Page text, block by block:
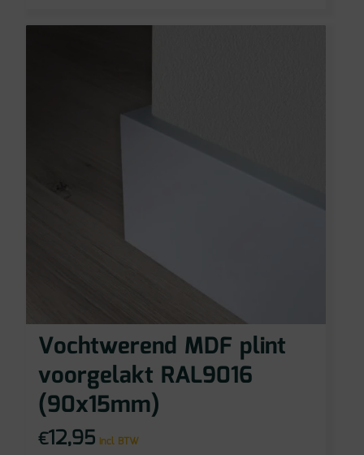
Vochtwerend MDF plint
voorgelakt RAL9016
(90x15mm)
€12,95 incl BTW